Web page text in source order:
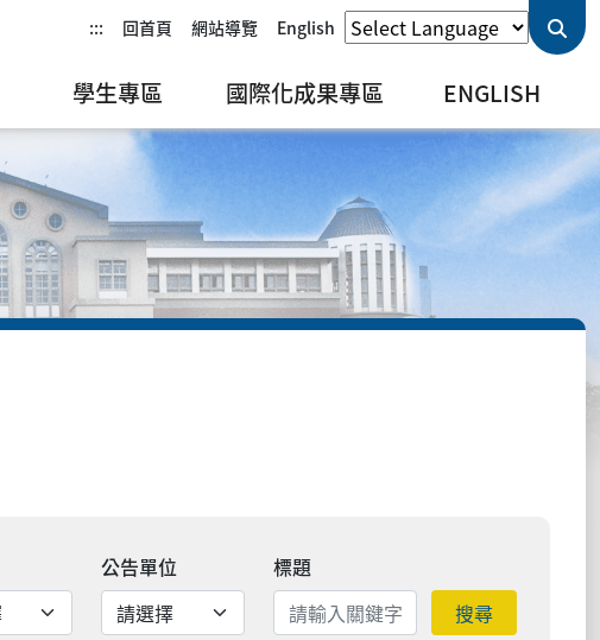
::: 回首頁 網站導覽 English
學生專區 國際化成果專區 ENGLISH
公告單位
標題
搜尋